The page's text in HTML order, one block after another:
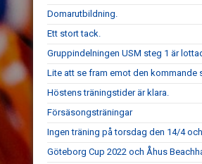
Domarutbildning.
Ett stort tack.
Gruppindelningen USM steg 1 är
Lite att se fram emot den kommande
Höstens träningstider är klara.
Försäsongsträningar
Ingen träning på torsdag den 14/4
Göteborg Cup 2022 och Åhus